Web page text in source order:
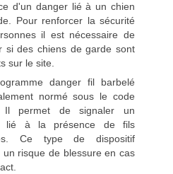
d'un danger lié à un chien
Pour renforcer la sécurité
il est nécessaire de
si des chiens de garde sont
sur le site.
danger fil barbelé
normé sous le code
Il permet de signaler un
lié à la présence de fils
Ce type de dispositif
un risque de blessure en cas